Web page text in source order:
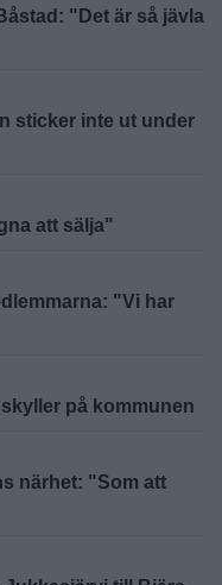
"Det är så jävla
sticker inte ut under
att sälja"
"Vi har
på kommunen
närhet: "Som att